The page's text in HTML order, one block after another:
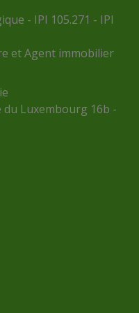
- IPI 105.271 - IPI
et Agent immobilier
du Luxembourg 16b -